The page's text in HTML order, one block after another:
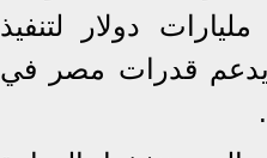
وتسعى الوزارة للوصول بالتمويلات إلى 10 مليارات دولار لتنفيذ
جيجاوات، بما يدعم قدرات مصر في